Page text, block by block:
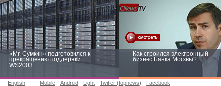
«Mr. Сумкин» подготовился к
прекращению поддержки
WS2003
Как строился электронный
бизнес Банка Москвы?
English Mobile Android Light Twitter (topnews) Facebook